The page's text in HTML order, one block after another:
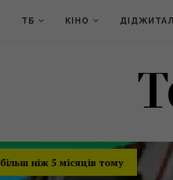
ТБ КІНО ДІДЖИТАЛ
більш ніж 5 місяців тому